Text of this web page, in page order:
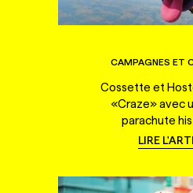
CAMPAGNES ET
Cossette et
«Craze» avec
parachute
LIRE